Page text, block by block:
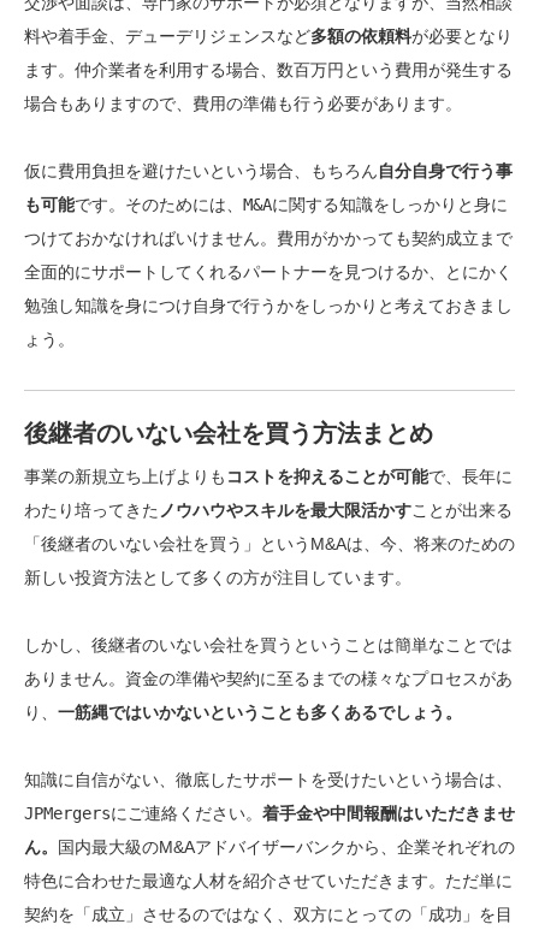
料や着手金、デューデリジェンスなど多額の依頼料が必要となり
ます。仲介業者を利用する場合、数百万円という費用が発生する
場合もありますので、費用の準備も行う必要があります。
仮に費用負担を避けたいという場合、もちろん自分自身で行う事
も可能です。そのためには、 M&Aに関する知識をしっかりと身に
つけておかなければいけません。 費用がかかっても契約成立まで
全面的にサポートしてくれるパートナーを見つけるか、とにかく
勉強し知識を身につけ自身で行うかをしっかりと考えておきまし
ょう。
後継者のいない会社を買う方法まとめ
事業の新規立ち上げよりも コストを抑えることが可能で、長年に
わたり培ってきた ノウハウやスキルを最大限活かすことが出来る
「後継者のいない会社を買う」というM&Aは、今、将来のための
新しい投資方法として多くの方が注目 しています。
しかし、後継者のいない会社を買うということは簡単なことでは
ありません。資金の準備や契約に至るまでの様々なプロセスがあ
り、 一筋縄ではいかないということも多くあるでしょう。
知識に自信がない、徹底したサポートを受けたいという場合は、
JPMergersにご連絡ください。 着手金や中間報酬はいただきませ
ん。
国内最大級のM&Aアドバイザーバンクから、企業それぞれの
特色に合わせた最適な人材を紹介させていただきます。ただ単に
契約を「成立」させるのではなく、双方にとっての「成功」を目